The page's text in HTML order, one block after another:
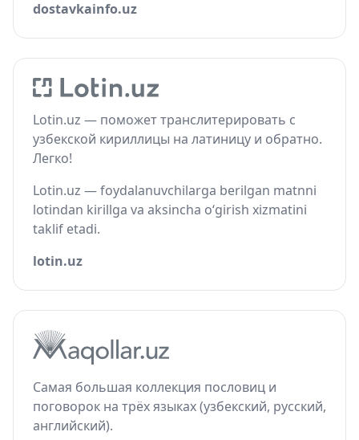
dostavkainfo.uz
Lotin.uz — поможет транслитерировать с
узбекской кириллицы на латиницу и обратно.
Легко!
Lotin.uz — foydalanuvchilarga berilgan matnni
lotindan kirillga va aksincha o‘girish xizmatini
taklif etadi.
lotin.uz
Самая большая коллекция пословиц и
поговорок на трёх языках (узбекский, русский,
английский).